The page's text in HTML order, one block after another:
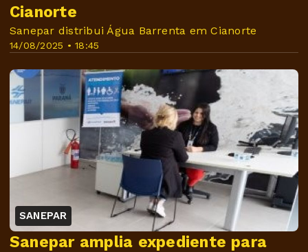
14/08/2025 • 18:45
Cianorte
Sanepar distribui Água Barrenta em Cianorte
SANEPAR
Sanepar amplia expediente para